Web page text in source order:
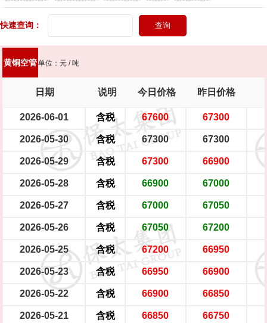
铜板坯料（宽630mm,厚18mm,不含运费） 铜板 （厚≥6mm）
铜带（厚0.1～0.4mm） 黄铜棒HPb59-1国标 黄铜棒HPb59-1企标
黄铜棒Hpb57-3 黄铜棒HPb56-4 黄铜棒Hpb55-4 黄铜棒Hpb54-4
六角空管
白电泳、香槟电泳
穿条门窗
快速查询：
黄铜空管单位：元 / 吨
日期 说明 今日价格 昨日价格
2026-06-01 含税 67600 67300
2026-05-30 含税 67300 67300
2026-05-29 含税 67300 66900
2026-05-28 含税 66900 67000
2026-05-27 含税 67000 67050
2026-05-26 含税 67050 67200
2026-05-25 含税 67200 66950
2026-05-23 含税 66950 66900
2026-05-22 含税 66900 66850
2026-05-21 含税 66850 66750